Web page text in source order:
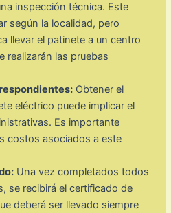
inspección técnica. Este
según la localidad, pero
llevar el patinete a un centro
realizarán las pruebas
Obtener el
eléctrico puede implicar el
Es importante
costos asociados a este
Una vez completados todos
se recibirá el certificado de
deberá ser llevado siempre